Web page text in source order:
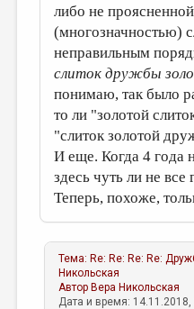
либо не
(многозначностью)
неправильным
слиток дружбы
понимаю, так было
то ли "золотой
"слиток золотой
И еще. Когда 4 года
здесь чуть ли не
Теперь, похоже,
Тема:Re: Re: Re: Re:
Никольская
АвторВера Никольская
Дата и время: 14.11.2018,